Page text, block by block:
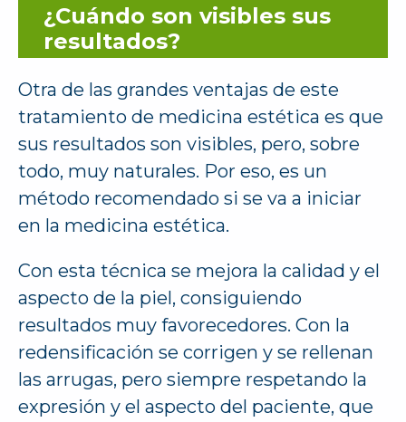
¿Cuándo son visibles sus
resultados?
Otra de las grandes ventajas de este
tratamiento de medicina estética es que
sus resultados son visibles, pero, sobre
todo, muy naturales. Por eso, es un
método recomendado si se va a iniciar
en la medicina estética.
Con esta técnica se mejora la calidad y el
aspecto de la piel, consiguiendo
resultados muy favorecedores. Con la
redensificación se corrigen y se rellenan
las arrugas, pero siempre respetando la
expresión y el aspecto del paciente, que